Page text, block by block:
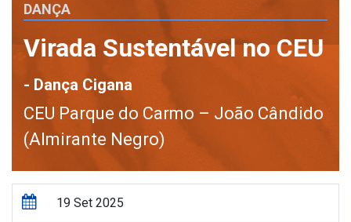
DANÇA
Virada Sustentável no CEU
- Dança Cigana
CEU Parque do Carmo – João Cândido
(Almirante Negro)
19 Set 2025